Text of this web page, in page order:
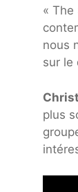
«
nous
sur le
plus